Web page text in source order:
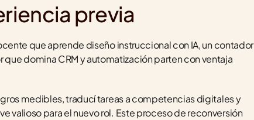
previa
que aprende diseño instruccional con IA, un contador
domina CRM y automatización parten con ventaja
medibles, traducí tareas a competencias digitales y
valioso para el nuevo rol. Este proceso de reconversión